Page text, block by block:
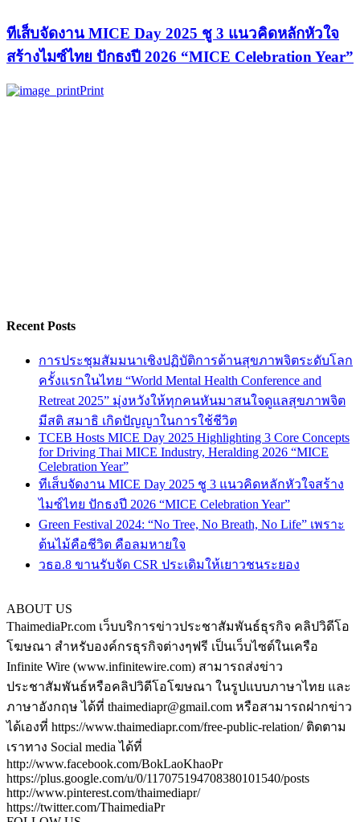
ทีเส็บจัดงาน MICE Day 2025 ชู 3 แนวคิดหลักหัวใจ
สร้างไมซ์ไทย ปักธงปี 2026 “MICE Celebration Year”
Print
Recent Posts
การประชุมสัมมนาเชิงปฏิบัติการด้านสุขภาพจิตระดับโลก
ครั้งแรกในไทย “World Mental Health Conference and
Retreat 2025” มุ่งหวังให้ทุกคนหันมาสนใจดูแลสุขภาพจิต
มีสติ สมาธิ เกิดปัญญาในการใช้ชีวิต
TCEB Hosts MICE Day 2025 Highlighting 3 Core Concepts
for Driving Thai MICE Industry, Heralding 2026 “MICE
Celebration Year”
ทีเส็บจัดงาน MICE Day 2025 ชู 3 แนวคิดหลักหัวใจสร้าง
ไมซ์ไทย ปักธงปี 2026 “MICE Celebration Year”
Green Festival 2024: “No Tree, No Breath, No Life” เพราะ
ต้นไม้คือชีวิต คือลมหายใจ
วธอ.8 ขานรับจัด CSR ประเดิมให้เยาวชนระยอง
ABOUT US
ThaimediaPr.com เว็บบริการข่าวประชาสัมพันธ์ธุรกิจ คลิปวิดีโอ
โฆษณา สำหรับองค์กรธุรกิจต่างๆฟรี เป็นเว็บไซต์ในเครือ
Infinite Wire (www.infinitewire.com) สามารถส่งข่าว
ประชาสัมพันธ์หรือคลิปวิดีโอโฆษณา ในรูปแบบภาษาไทย และ
ภาษาอังกฤษ ได้ที่ thaimediapr@gmail.com หรือสามารถฝากข่าว
ได้เองที่ https://www.thaimediapr.com/free-public-relation/ ติดตาม
เราทาง Social media ได้ที่
http://www.facebook.com/BokLaoKhaoPr
https://plus.google.com/u/0/117075194708380101540/posts
http://www.pinterest.com/thaimediapr/
https://twitter.com/ThaimediaPr